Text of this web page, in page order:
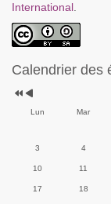
International
Calendrier des
Lun Mar
3 4
10 11
17 18